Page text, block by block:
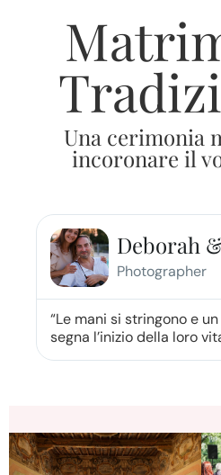
Una cerimonia
incoronare il
Deborah
Photographer
“Le mani si stringono e
segna l’inizio della loro